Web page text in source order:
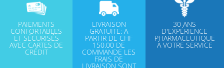
PAIEMENTS
CONFORTABLES
ET SÉCURISÉS
AVEC CARTES DE
CRÉDIT
LIVRAISON
GRATUITE: A
PARTIR DE CHF
150.00 DE
COMMANDE LES
FRAIS DE
LIVRAISON SONT
30 ANS
D'EXPÉRIENCE
PHARMACEUTIQUE
À VOTRE SERVICE